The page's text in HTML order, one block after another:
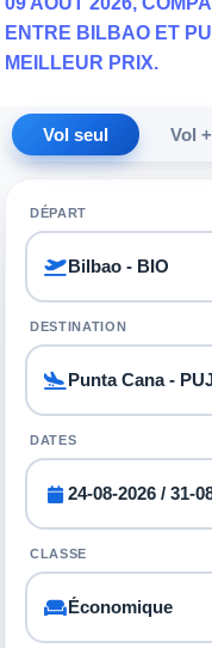
ENTRE BILBAO ET
MEILLEUR PRIX.
Vol seul Vol
DÉPART
DESTINATION
DATES
CLASSE